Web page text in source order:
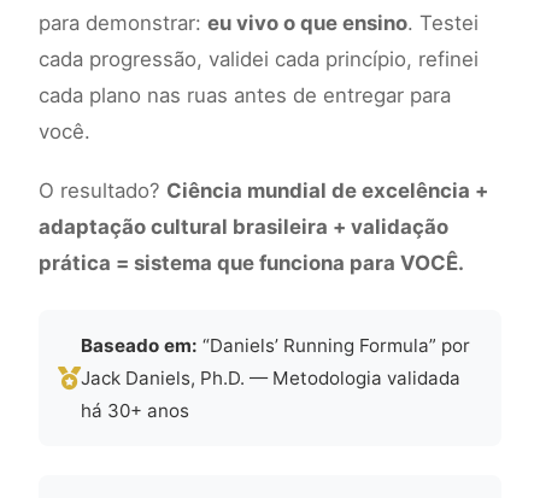
para demonstrar: eu vivo o que ensino. Testei
cada progressão, validei cada princípio, refinei
cada plano nas ruas antes de entregar para
você.
O resultado? Ciência mundial de excelência +
adaptação cultural brasileira + validação
prática = sistema que funciona para VOCÊ.
Baseado em: “Daniels’ Running Formula” por
Jack Daniels, Ph.D. — Metodologia validada
há 30+ anos